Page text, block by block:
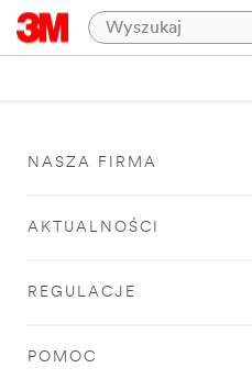
NASZA FIRMA
AKTUALNOŚCI
REGULACJE
POMOC